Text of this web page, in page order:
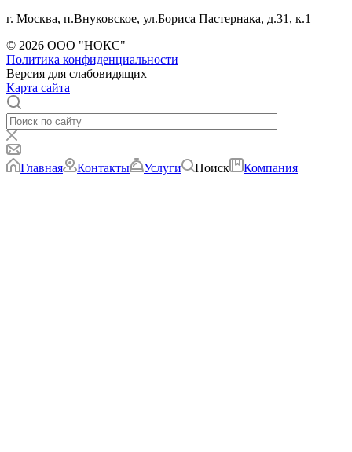
г. Москва, п.Внуковское, ул.Бориса Пастернака, д.31, к.1
© 2026 ООО "НОКС"
Политика конфиденциальности
Версия для слабовидящих
Карта сайта
Главная Контакты Услуги Поиск Компания